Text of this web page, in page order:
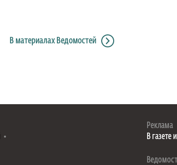
В материалах Ведомостей
Реклама
В газете